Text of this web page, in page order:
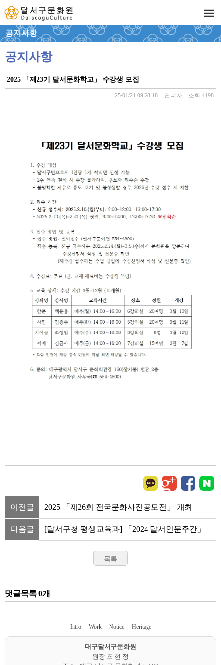
공지사항
공지사항
2025 「제23기 달서문화학교」 수강생 모집
25/01/21 09:28:18 관리자 조회 4198
이전글 2025 「제26회 전국문화사진공모전」 개최
다음글 [달서구청 평생교육과] 「2024 달서인문주간」
댓글목록 0개
Intro Work Notice Heritage
대구달서구문화원
원장 조 현 정